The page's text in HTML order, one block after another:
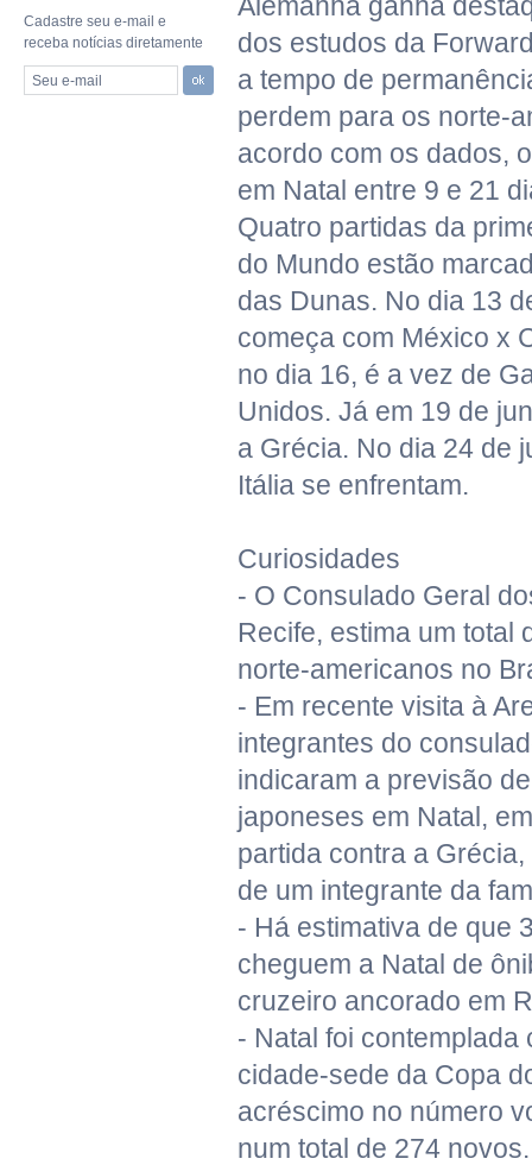
Cadastre seu e-mail e
receba notícias diretamente
Seu e-mail
dos estudos da
a tempo de
perdem para os norte-
acordo com os dados,
em Natal entre 9 e 21
Quatro partidas da
do Mundo estão
das Dunas. No dia 13
começa com México x
no dia 16, é a vez de
Unidos. Já em 19 de
a Grécia. No dia 24 de
Itália se enfrentam.
Curiosidades
- O Consulado Geral
Recife, estima um total
norte-americanos no
- Em recente visita à
integrantes do
indicaram a previsão
japoneses em Natal,
partida contra a
de um integrante da
- Há estimativa de que
cheguem a Natal de
cruzeiro ancorado em
- Natal foi contemplada
cidade-sede da Copa
acréscimo no número
num total de 274 novos.